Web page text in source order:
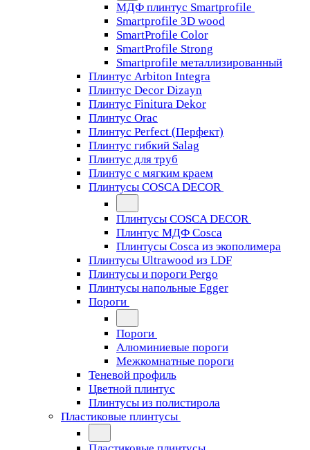
МДФ плинтус Smartprofile
Smartprofile 3D wood
SmartProfile Color
SmartProfile Strong
Smartprofile металлизированный
Плинтус Arbiton Integra
Плинтус Decor Dizayn
Плинтус Finitura Dekor
Плинтус Orac
Плинтус Perfect (Перфект)
Плинтус гибкий Salag
Плинтус для труб
Плинтус с мягким краем
Плинтусы COSCA DECOR
Плинтусы COSCA DECOR
Плинтус МДФ Cosca
Плинтусы Cosca из экополимера
Плинтусы Ultrawood из LDF
Плинтусы и пороги Pergo
Плинтусы напольные Egger
Пороги
Пороги
Алюминиевые пороги
Межкомнатные пороги
Теневой профиль
Цветной плинтус
Плинтусы из полистирола
Пластиковые плинтусы